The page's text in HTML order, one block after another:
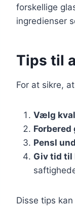
forskellige
ingredienser
Tips til
For at sikre,
Vælg
Forbered
Pensl
Giv tid til
Disse tips